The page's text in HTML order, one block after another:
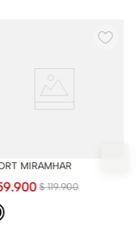
MIRAMHAR
$ 119.900
.900